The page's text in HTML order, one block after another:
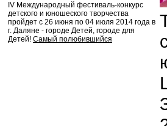
IV Международный фестиваль-конкурс
детского и юношеского творчества
пройдет с 26 июня по 04 июля 2014 года в
г. Даляне - городе Детей, городе для
Детей! Самый полюбившийся